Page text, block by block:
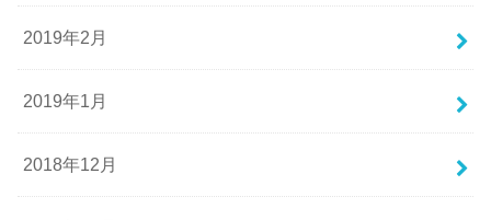
2019年2月
2019年1月
2018年12月